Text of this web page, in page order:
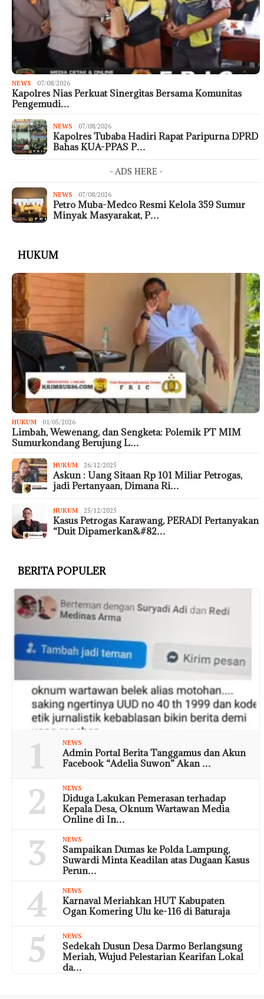
NEWS 07/08/2026
Kapolres Nias Perkuat Sinergitas Bersama Komunitas
Pengemudi…
NEWS 07/08/2026
Kapolres Tubaba Hadiri Rapat Paripurna DPRD
Bahas KUA-PPAS P…
- ADS HERE -
NEWS 07/08/2026
Petro Muba-Medco Resmi Kelola 359 Sumur
Minyak Masyarakat, P…
HUKUM
HUKUM 01/05/2026
Limbah, Wewenang, dan Sengketa: Polemik PT MIM
Sumurkondang Berujung L…
HUKUM 26/12/2025
Askun : Uang Sitaan Rp 101 Miliar Petrogas,
jadi Pertanyaan, Dimana Ri…
HUKUM 25/12/2025
Kasus Petrogas Karawang, PERADI Pertanyakan
“Duit Dipamerkan&#82…
BERITA POPULER
1 NEWS
Admin Portal Berita Tanggamus dan Akun
Facebook “Adelia Suwon” Akan …
2 NEWS
Diduga Lakukan Pemerasan terhadap
Kepala Desa, Oknum Wartawan Media
Online di In…
3 NEWS
Sampaikan Dumas ke Polda Lampung,
Suwardi Minta Keadilan atas Dugaan Kasus
Perun…
4 NEWS
Karnaval Meriahkan HUT Kabupaten
Ogan Komering Ulu ke-116 di Baturaja
5 NEWS
Sedekah Dusun Desa Darmo Berlangsung
Meriah, Wujud Pelestarian Kearifan Lokal
da…